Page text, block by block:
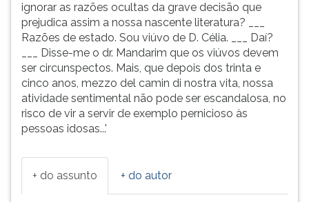
ignorar as razões ocultas da grave decisão que
prejudica assim a nossa nascente literatura? ___
Razões de estado. Sou viúvo de D. Célia. ___ Daí?
___ Disse-me o dr. Mandarim que os viúvos devem
ser circunspectos. Mais, que depois dos trinta e
cinco anos, mezzo del camin di nostra vita, nossa
atividade sentimental não pode ser escandalosa, no
risco de vir a servir de exemplo pernicioso às
pessoas idosas...'
+ do assunto + do autor